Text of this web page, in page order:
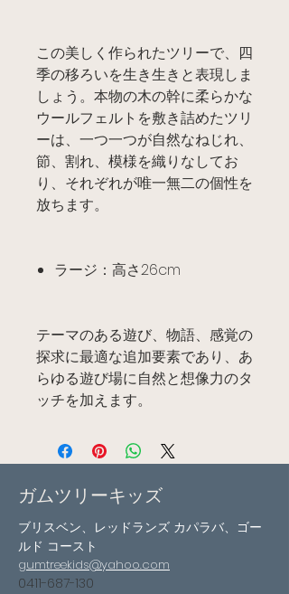
この美しく作られたツリーで、四
季の移ろいを生き生きと表現しま
しょう。本物の木の幹に柔らかな
ウールフェルトを敷き詰めたツリ
ーは、一つ一つが自然なねじれ、
節、割れ、模様を織りなしてお
り、それぞれが唯一無二の個性を
放ちます。
ラージ：高さ26cm
テーマのある遊び、物語、感覚の
探求に最適な追加要素であり、あ
らゆる遊び場に自然と想像力のタ
ッチを加えます。
ガムツリーキッズ
ブリスベン、レッドランズ カパラバ、ゴー
ルド コースト
gumtreekids@yahoo.com
0411-687-130